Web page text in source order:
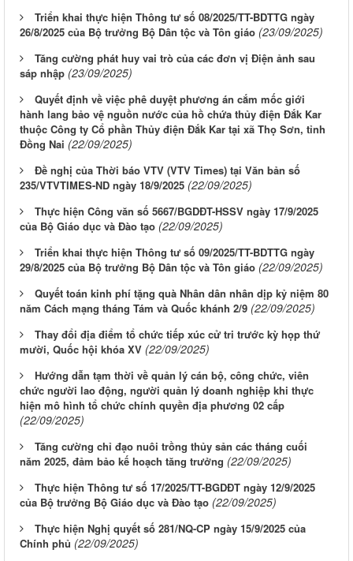
Triển khai thực hiện Thông tư số 08/2025/TT-BDTTG ngày
26/8/2025 của Bộ trưởng Bộ Dân tộc và Tôn giáo (23/09/2025)
Tăng cường phát huy vai trò của các đơn vị Điện ảnh sau
sáp nhập (23/09/2025)
Quyết định về việc phê duyệt phương án cắm mốc giới
hành lang bảo vệ nguồn nước của hồ chứa thủy điện Đắk Kar
thuộc Công ty Cổ phần Thủy điện Đắk Kar tại xã Thọ Sơn, tỉnh
Đồng Nai (22/09/2025)
Đề nghị của Thời báo VTV (VTV Times) tại Văn bản số
235/VTVTIMES-ND ngày 18/9/2025 (22/09/2025)
Thực hiện Công văn số 5667/BGDĐT-HSSV ngày 17/9/2025
của Bộ Giáo dục và Đào tạo (22/09/2025)
Triển khai thực hiện Thông tư số 09/2025/TT-BDTTG ngày
29/8/2025 của Bộ trưởng Bộ Dân tộc và Tôn giáo (22/09/2025)
Quyết toán kinh phí tặng quà Nhân dân nhân dịp kỷ niệm 80
năm Cách mạng tháng Tám và Quốc khánh 2/9 (22/09/2025)
Thay đổi địa điểm tổ chức tiếp xúc cử tri trước kỳ họp thứ
mười, Quốc hội khóa XV (22/09/2025)
Hướng dẫn tạm thời về quản lý cán bộ, công chức, viên
chức người lao động, người quản lý doanh nghiệp khi thực
hiện mô hình tổ chức chính quyền địa phương 02 cấp
(22/09/2025)
Tăng cường chỉ đạo nuôi trồng thủy sản các tháng cuối
năm 2025, đảm bảo kế hoạch tăng trưởng (22/09/2025)
Thực hiện Thông tư số 17/2025/TT-BGDĐT ngày 12/9/2025
của Bộ trưởng Bộ Giáo dục và Đào tạo (22/09/2025)
Thực hiện Nghị quyết số 281/NQ-CP ngày 15/9/2025 của
Chính phủ (22/09/2025)